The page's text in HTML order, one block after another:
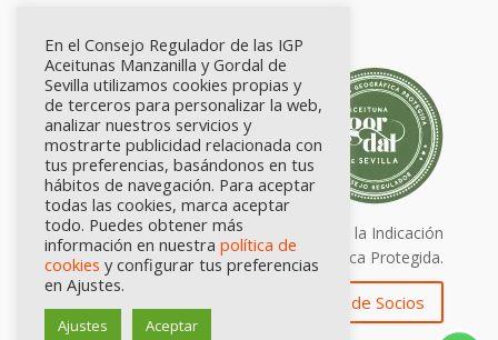
Calidad certificada por Origen. Sellos de la Indicación
Geográfica Protegida.
Zona de Socios
En el Consejo Regulador de las IGP
Aceitunas Manzanilla y Gordal de
Sevilla utilizamos cookies propias y
de terceros para personalizar la web,
analizar nuestros servicios y
mostrarte publicidad relacionada con
tus preferencias, basándonos en tus
hábitos de navegación. Para aceptar
todas las cookies, marca aceptar
todo. Puedes obtener más
información en nuestra política de
cookies y configurar tus preferencias
en Ajustes.
Ajustes Aceptar